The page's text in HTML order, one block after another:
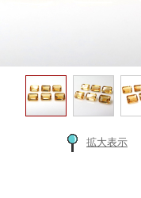
拡大表示